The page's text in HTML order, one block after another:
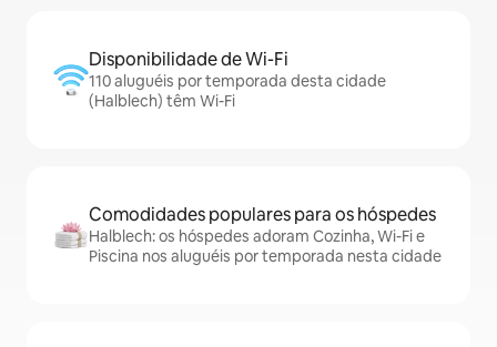
Disponibilidade de Wi-Fi
110 aluguéis por temporada desta cidade
(Halblech) têm Wi-Fi
Comodidades populares para os hóspedes
Halblech: os hóspedes adoram Cozinha, Wi-Fi e
Piscina nos aluguéis por temporada nesta cidade